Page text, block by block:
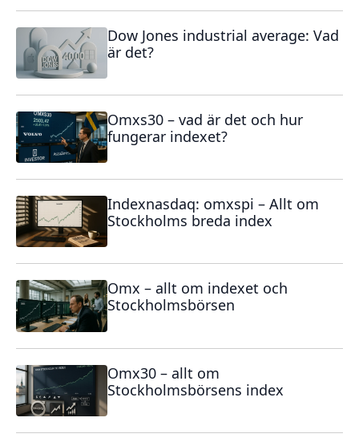
Dow Jones industrial average: Vad
är det?
Omxs30 – vad är det och hur
fungerar indexet?
Indexnasdaq: omxspi – Allt om
Stockholms breda index
Omx – allt om indexet och
Stockholmsbörsen
Omx30 – allt om
Stockholmsbörsens index